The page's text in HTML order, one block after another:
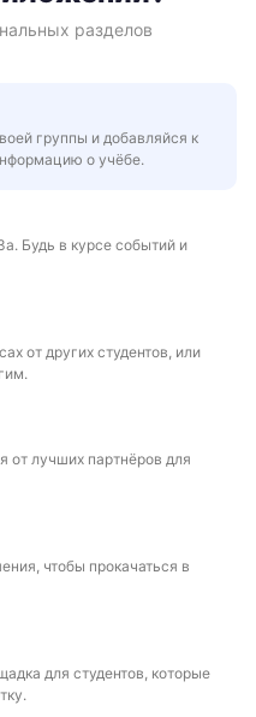
разделов
группы и добавляйся к
о учёбе.
Будь в курсе событий и
от других студентов, или
от лучших партнёров для
чтобы прокачаться в
для студентов, которые